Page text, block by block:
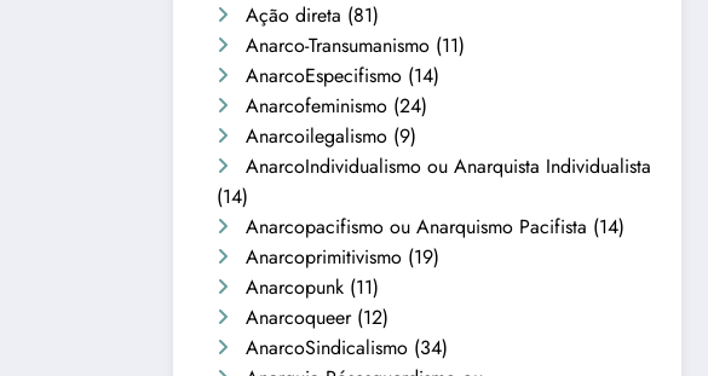
Ação direta (81)
Anarco-Transumanismo (11)
AnarcoEspecifismo (14)
Anarcofeminismo (24)
Anarcoilegalismo (9)
AnarcoIndividualismo ou Anarquista Individualista
(14)
Anarcopacifismo ou Anarquismo Pacifista (14)
Anarcoprimitivismo (19)
Anarcopunk (11)
Anarcoqueer(12)
AnarcoSindicalismo (34)